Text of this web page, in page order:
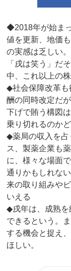
◆2018年が始ま
値を更新、地価
の実感は乏しい
「戌は笑う」だ
中、これ以上の
◆社会保障改革も
酬の同時改定だ
下げで賄う構図
乗り切れるのか
◆薬局の収入を占
ス、製薬企業も
に、様々な場面
通りかもしれな
来の取り組みや
いえる
◆戌年は、成熟を
できるという。
する機会と捉え
ほしい。